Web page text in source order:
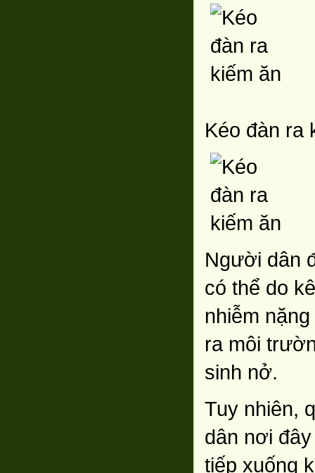
Kéo đàn ra
Người dân
có thể do
nhiễm
ra môi
sinh nở.
Tuy nhiên,
dân nơi
tiếp xuống